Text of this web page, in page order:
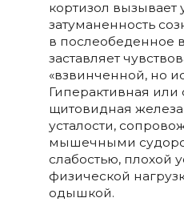
кортизол вызывает
затуманенность
в послеобеденное
заставляет
«взвинченной, но
Гиперактивная
щитовидная
усталости,
мышечными
слабостью, плохой
физической
одышкой.